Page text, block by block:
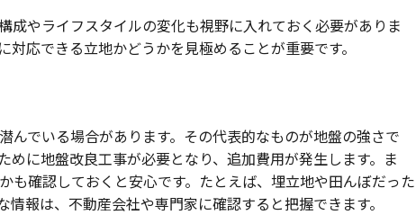
成やライフスタイルの変化も視野に入れておく必要がありま
応できる立地かどうかを見極めることが重要です。
んでいる場合があります。その代表的なものが地盤の強さで
に地盤改良工事が必要となり、追加費用が発生します。ま
も確認しておくと安心です。たとえば、埋立地や田んぼだった
報は、不動産会社や専門家に確認すると把握できます。